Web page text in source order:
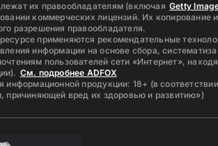
их правообладателям (включая Getty
коммерческих лицензий. Их копирование
разрешения правообладателя.
применяются рекомендательные
информации на основе сбора,
пользователей сети «Интернет»,
См. подробнее ADFOX
информационной продукции: 18+ (в
причиняющей вред их здоровью и развитию»)